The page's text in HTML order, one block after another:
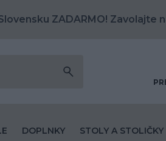
ZADARMO! Zavolajte
DOPLNKY STOLY A STOLIČKY